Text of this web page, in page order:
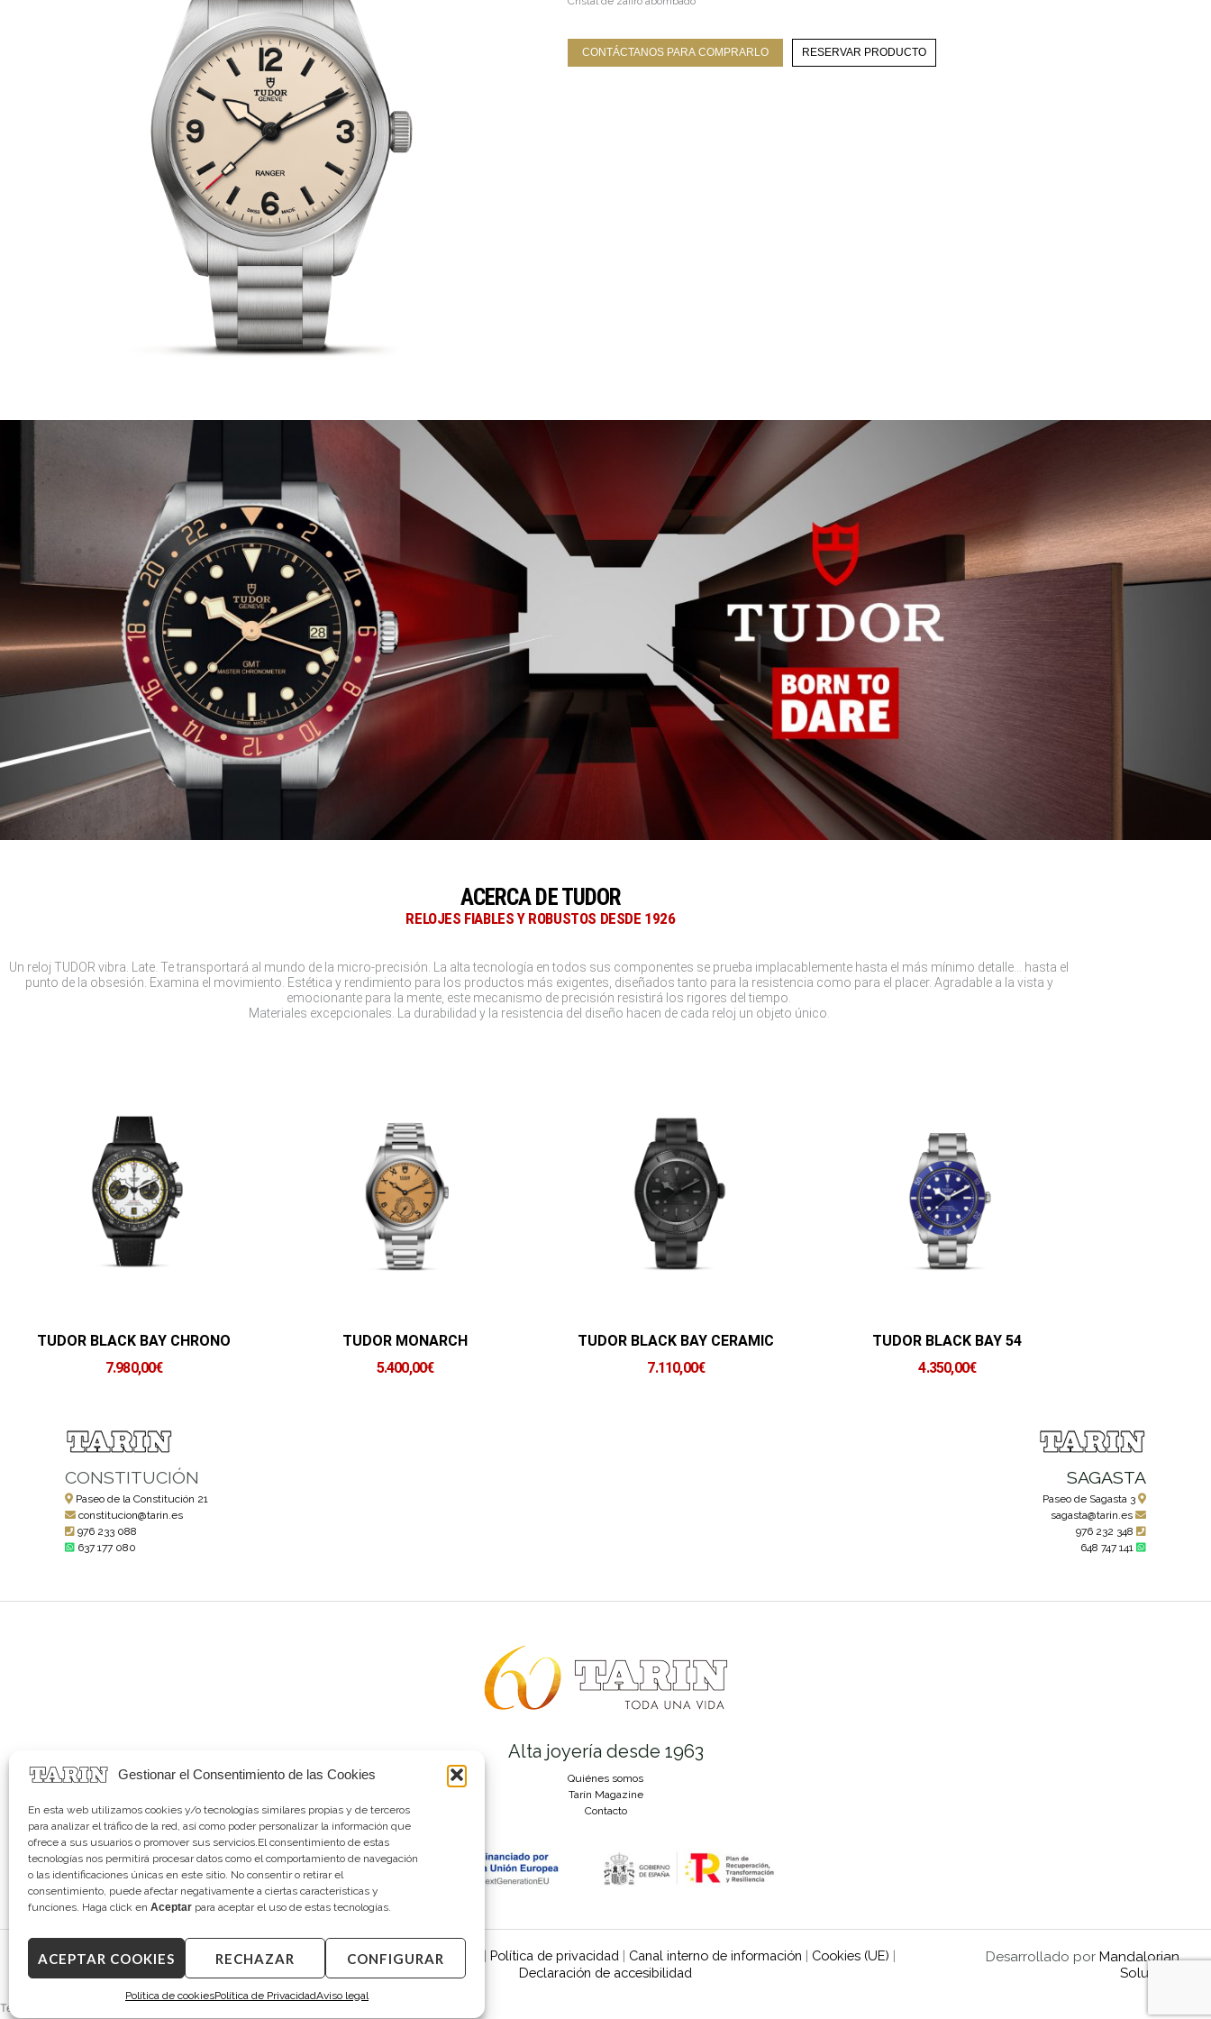
Gestionar el Consentimiento de las Cookies
En esta web utilizamos cookies y/o tecnologías similares propias y de terceros
para analizar el tráfico de la red, así como poder personalizar la información que
ofrece a sus usuarios o promover sus servicios.El consentimiento de estas
tecnologías nos permitirá procesar datos como el comportamiento de navegación
o las identificaciones únicas en este sitio. No consentir o retirar el
consentimiento, puede afectar negativamente a ciertas características y
funciones. Haga click en Aceptar para aceptar el uso de estas tecnologías.
ACEPTAR COOKIES RECHAZAR CONFIGURAR
Política de cookiesPolítica de PrivacidadAviso legal
CONTÁCTANOS PARA COMPRARLO RESERVAR PRODUCTO
ACERCA DE TUDOR
RELOJES FIABLES Y ROBUSTOS DESDE 1926
Un reloj TUDOR vibra. Late. Te transportará al mundo de la micro-precisión. La alta tecnología en todos sus componentes se prueba implacablemente hasta el más mínimo detalle… hasta el
punto de la obsesión. Examina el movimiento. Estética y rendimiento para los productos más exigentes, diseñados tanto para la resistencia como para el placer. Agradable a la vista y
emocionante para la mente, este mecanismo de precisión resistirá los rigores del tiempo.
Materiales excepcionales. La durabilidad y la resistencia del diseño hacen de cada reloj un objeto único.
TUDOR BLACK BAY CHRONO
7.980,00€
TUDOR MONARCH
5.400,00€
TUDOR BLACK BAY CERAMIC
7.110,00€
TUDOR BLACK BAY 54
4.350,00€
CONSTITUCIÓN
Paseo de la Constitución 21
constitucion@tarin.es
976 233 088
637 177 080
SAGASTA
Paseo de Sagasta 3
sagasta@tarin.es
976 232 348
648 747 141
Alta joyería desde 1963
Quiénes somos
Tarín Magazine
Contacto
Copyright © 2026 Tarín Joyeros
Aviso legal|Política de uso | Política de privacidad| Canal interno de información | Cookies (UE) |
Declaración de accesibilidad
Desarrollado por Mandalorian
Solutions
Te resolvemos tus dudas.